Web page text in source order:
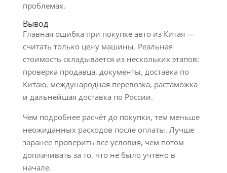
проблемах.
Вывод
Главная ошибка при покупке авто из Китая —
считать только цену машины. Реальная
стоимость складывается из нескольких этапов:
проверка продавца, документы, доставка по
Китаю, международная перевозка, растаможка
и дальнейшая доставка по России.
Чем подробнее расчёт до покупки, тем меньше
неожиданных расходов после оплаты. Лучше
заранее проверить все условия, чем потом
доплачивать за то, что не было учтено в
начале.